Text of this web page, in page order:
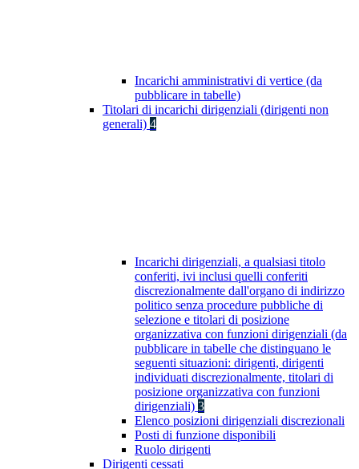
Incarichi amministrativi di vertice (da
pubblicare in tabelle)
Titolari di incarichi dirigenziali (dirigenti non
generali) 4
Incarichi dirigenziali, a qualsiasi titolo
conferiti, ivi inclusi quelli conferiti
discrezionalmente dall'organo di indirizzo
politico senza procedure pubbliche di
selezione e titolari di posizione
organizzativa con funzioni dirigenziali (da
pubblicare in tabelle che distinguano le
seguenti situazioni: dirigenti, dirigenti
individuati discrezionalmente, titolari di
posizione organizzativa con funzioni
dirigenziali) 3
Elenco posizioni dirigenziali discrezionali
Posti di funzione disponibili
Ruolo dirigenti
Dirigenti cessati